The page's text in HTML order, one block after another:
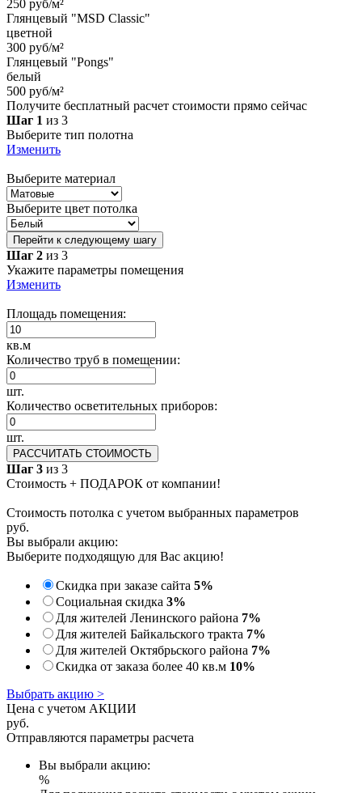
250 руб/м²
Глянцевый "MSD Classic"
цветной
300 руб/м²
Глянцевый "Pongs"
белый
500 руб/м²
Получите бесплатный расчет стоимости прямо сейчас
Шаг 1 из 3
Выберите тип полотна
Изменить
Выберите материал
Выберите цвет потолка
Перейти к следующему шагу
Шаг 2 из 3
Укажите параметры помещения
Изменить
Площадь помещения:
кв.м
Количество труб в помещении:
шт.
Количество осветительных приборов:
шт.
РАССЧИТАТЬ СТОИМОСТЬ
Шаг 3 из 3
Стоимость + ПОДАРОК от компании!
Стоимость потолка с учетом выбранных параметров
руб.
Вы выбрали акцию:
Выберите подходящую для Вас акцию!
Скидка при заказе сайта 5%
Социальная скидка 3%
Для жителей Ленинского района 7%
Для жителей Байкальского тракта 7%
Для жителей Октябрьского района 7%
Скидка от заказа более 40 кв.м 10%
Выбрать акцию >
Цена с учетом АКЦИИ
руб.
Отправляются параметры расчета
Вы выбрали акцию:
%